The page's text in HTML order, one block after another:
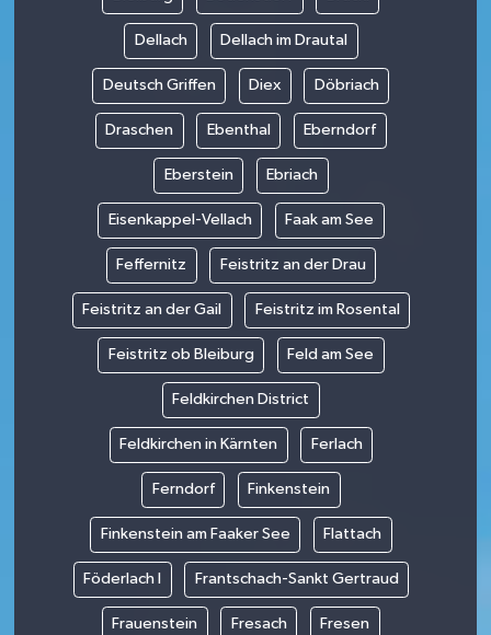
Dellach Dellach im Drautal
Deutsch Griffen Diex Döbriach
Draschen Ebenthal Eberndorf
Eberstein Ebriach
Eisenkappel-Vellach Faak am See
Feffernitz Feistritz an der Drau
Feistritz an der Gail Feistritz im Rosental
Feistritz ob Bleiburg Feld am See
Feldkirchen District
Feldkirchen in Kärnten Ferlach
Ferndorf Finkenstein
Finkenstein am Faaker See Flattach
Föderlach I Frantschach-Sankt Gertraud
Frauenstein Fresach Fresen